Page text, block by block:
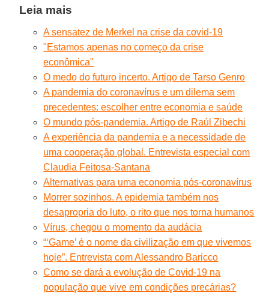
Leia mais
A sensatez de Merkel na crise da covid-19
"Estamos apenas no começo da crise
econômica"
O medo do futuro incerto. Artigo de Tarso Genro
A pandemia do coronavírus e um dilema sem
precedentes: escolher entre economia e saúde
O mundo pós-pandemia. Artigo de Raúl Zibechi
A experiência da pandemia e a necessidade de
uma cooperação global. Entrevista especial com
Claudia Feitosa-Santana
Alternativas para uma economia pós-coronavírus
Morrer sozinhos. A epidemia também nos
desapropria do luto, o rito que nos torna humanos
Vírus, chegou o momento da audácia
“‘Game’ é o nome da civilização em que vivemos
hoje”. Entrevista com Alessandro Baricco
Como se dará a evolução de Covid-19 na
população que vive em condições precárias?